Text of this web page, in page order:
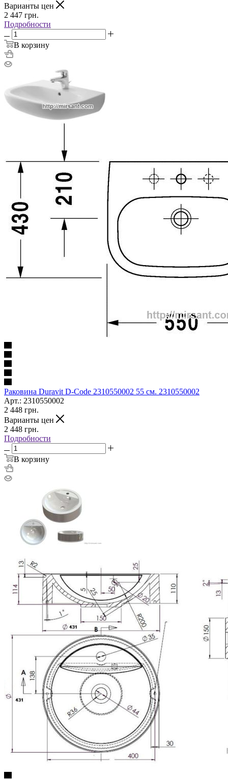
Варианты цен
2 447 грн.
Подробности
В корзину
Раковина Duravit D-Code 2310550002 55 см. 2310550002
Арт.: 2310550002
2 448 грн.
Варианты цен
2 448 грн.
Подробности
В корзину